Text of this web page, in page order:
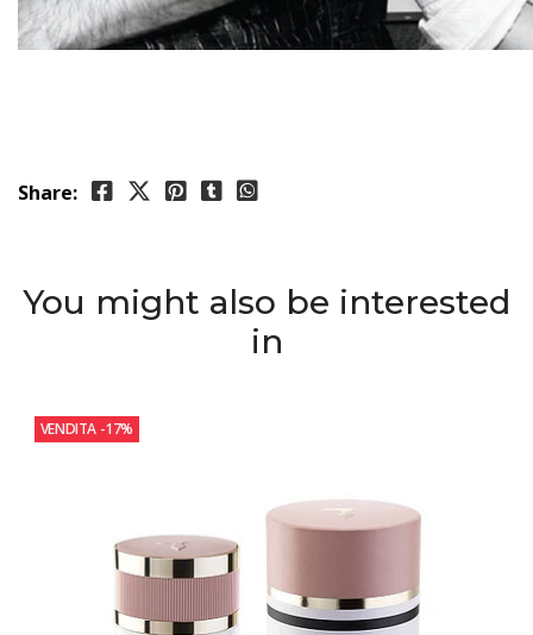
Share:
You might also be interested
in
VENDITA -17%